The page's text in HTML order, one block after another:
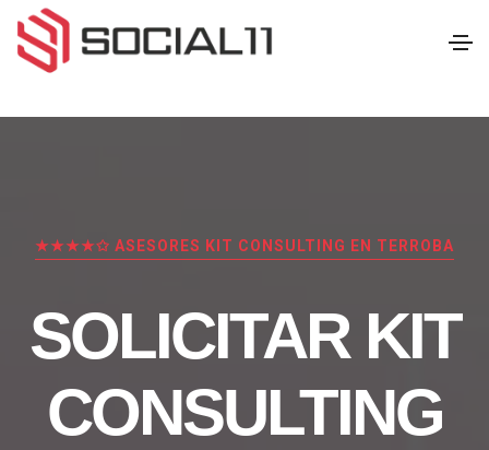
★★★★✩ ASESORES KIT CONSULTING EN TERROBA
SOLICITAR KIT
CONSULTING